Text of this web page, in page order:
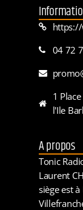
04 72
1
l'Ile
A propos
Tonic
Laurent
siège est